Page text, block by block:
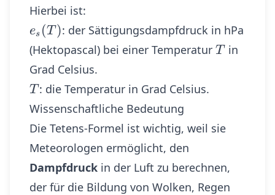
6.11 \times
10^{\frac{7.5
\times T}{T
+ 237.3}}
Hierbei ist:
e_s(T)
es (T ): der Sättigungsdampfdruck in hPa
(Hektopascal) bei einer Temperatur T
T in
Grad Celsius.
T
T : die Temperatur in Grad Celsius.
Wissenschaftliche Bedeutung
Die Tetens-Formel ist wichtig, weil sie
Meteorologen ermöglicht, den
Dampfdruck in der Luft zu berechnen,
der für die Bildung von Wolken, Regen